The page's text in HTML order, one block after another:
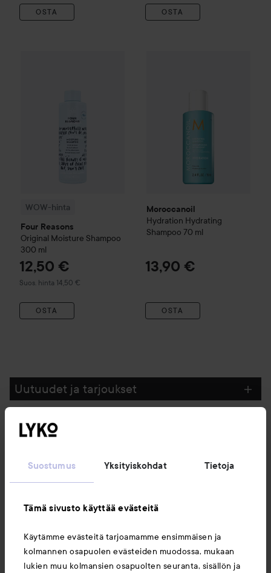
Suostumus Yksityiskohdat Tietoja
Tämä sivusto käyttää evästeitä
Käytämme evästeitä tarjoamamme ensimmäisen ja
kolmannen osapuolen evästeiden muodossa, mukaan
lukien muu kolmansien osapuolten seuranta, sisällön ja
OSTA OSTA
WOW-hinta
Four Reasons
Original Moisture Shampoo
300 ml
12,50 €
Suos. hinta 14,50 €
Suositeltu hinta 14,50 €
OSTA
Moroccanoil
Hydration Hydrating
Shampoo 70 ml
13,90 €
OSTA
Uutuudet ja tarjoukset
Seuraa meitä
Asiakaspalvelu
Tietoja
Saattaisit myös tykätä